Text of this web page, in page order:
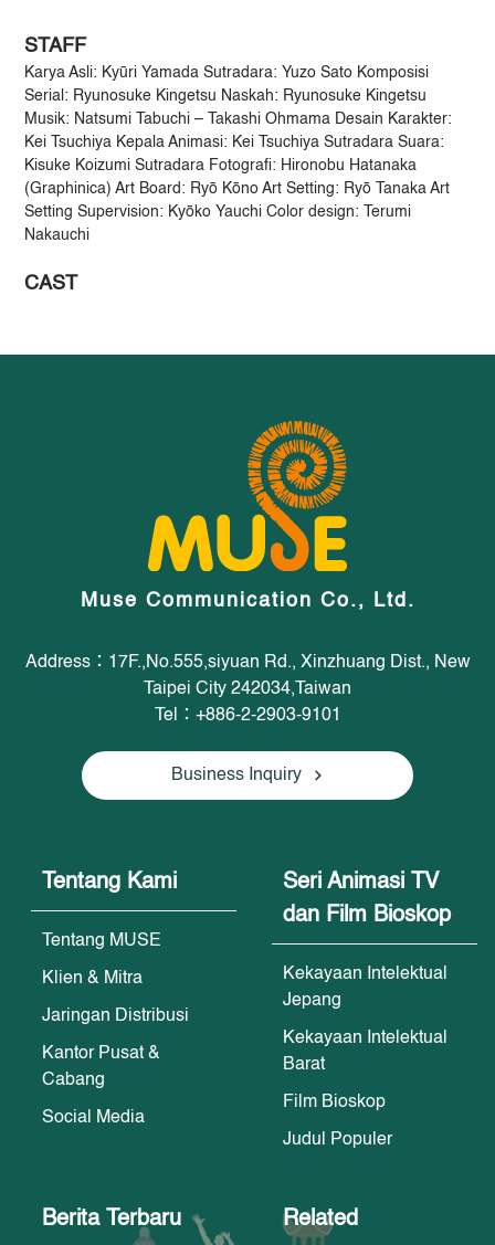
STAFF
Karya Asli: Kyūri Yamada Sutradara: Yuzo Sato Komposisi
Serial: Ryunosuke Kingetsu Naskah: Ryunosuke Kingetsu
Musik: Natsumi Tabuchi – Takashi Ohmama Desain Karakter:
Kei Tsuchiya Kepala Animasi: Kei Tsuchiya Sutradara Suara:
Kisuke Koizumi Sutradara Fotografi: Hironobu Hatanaka
(Graphinica) Art Board: Ryō Kōno Art Setting: Ryō Tanaka Art
Setting Supervision: Kyōko Yauchi Color design: Terumi
Nakauchi
CAST
Muse Communication Co., Ltd.
Address：17F.,No.555,siyuan Rd., Xinzhuang Dist., New
Taipei City 242034,Taiwan
Tel：+886-2-2903-9101
Business Inquiry
Tentang Kami
Tentang MUSE
Klien & Mitra
Jaringan Distribusi
Kantor Pusat &
Cabang
Social Media
Seri Animasi TV
dan Film Bioskop
Kekayaan Intelektual
Jepang
Kekayaan Intelektual
Barat
Film Bioskop
Judul Populer
Berita Terbaru Related